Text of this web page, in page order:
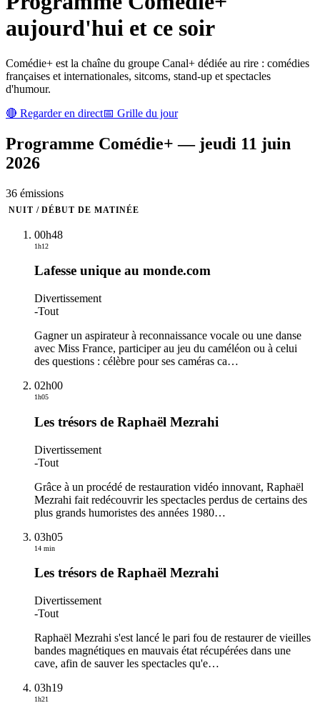
aujourd'hui et ce soir
Comédie+ est la chaîne du groupe Canal+ dédiée au rire : comédies
françaises et internationales, sitcoms, stand-up et spectacles
d'humour.
🔴 Regarder en direct📅 Grille du jour
Programme Comédie+ — jeudi 11 juin
2026
36 émissions
NUIT / DÉBUT DE MATINÉE
00h48
1h12
Lafesse unique au monde.com
Divertissement
-Tout
Gagner un aspirateur à reconnaissance vocale ou une danse
avec Miss France, participer au jeu du caméléon ou à celui
des questions : célèbre pour ses caméras ca…
02h00
1h05
Les trésors de Raphaël Mezrahi
Divertissement
-Tout
Grâce à un procédé de restauration vidéo innovant, Raphaël
Mezrahi fait redécouvrir les spectacles perdus de certains des
plus grands humoristes des années 1980…
03h05
14 min
Les trésors de Raphaël Mezrahi
Divertissement
-Tout
Raphaël Mezrahi s'est lancé le pari fou de restaurer de vieilles
bandes magnétiques en mauvais état récupérées dans une
cave, afin de sauver les spectacles qu'e…
03h19
1h21